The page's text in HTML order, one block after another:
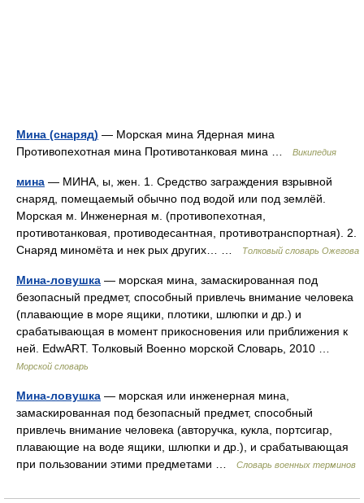
Мина (снаряд) — Морская мина Ядерная мина
Противопехотная мина Противотанковая мина …
Википедия
мина — МИНА, ы, жен. 1. Средство заграждения взрывной
снаряд, помещаемый обычно под водой или под землёй.
Морская м. Инженерная м. (противопехотная,
противотанковая, противодесантная, противотранспортная). 2.
Снаряд миномёта и нек рых других… …
Толковый словарь Ожегова
Мина-ловушка — морская мина, замаскированная под
безопасный предмет, способный привлечь внимание человека
(плавающие в море ящики, плотики, шлюпки и др.) и
срабатывающая в момент прикосновения или приближения к
ней. EdwART. Толковый Военно морской Словарь, 2010 …
Морской словарь
Мина-ловушка — морская или инженерная мина,
замаскированная под безопасный предмет, способный
привлечь внимание человека (авторучка, кукла, портсигар,
плавающие на воде ящики, шлюпки и др.), и срабатывающая
при пользовании этими предметами …
Словарь военных терминов